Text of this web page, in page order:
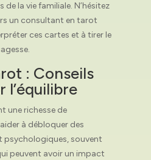
de la vie familiale. N’hésitez
un consultant en tarot
ces cartes et à tirer le
: Conseils
l’équilibre
une richesse de
à débloquer des
psychologiques, souvent
peuvent avoir un impact